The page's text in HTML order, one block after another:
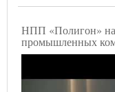
НПП «Полигон»
промышленных